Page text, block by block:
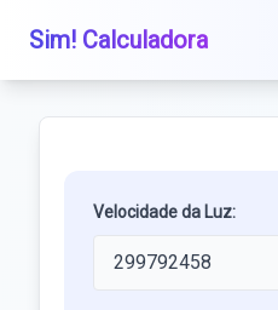
Sim! Calculadora
Velocidade da Luz: